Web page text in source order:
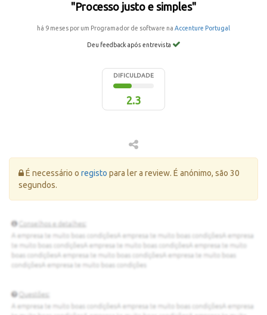
"Processo justo e simples"
há 9 meses por um Programador de software na Accenture Portugal
Deu feedback após entrevista
DIFICULDADE
2.3
Erro:
É necessário o registo para ler a review. É anónimo, são 30
segundos.